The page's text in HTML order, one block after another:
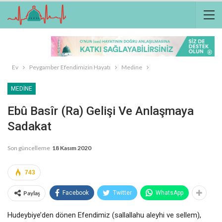
Ev Peygamber Efendimizin Hayatı Medine
MEDINE
Ebû Basîr (ra) Gelişi Ve Anlaşmaya
Sadakat
Son güncelleme 18 Kasım 2020
743
Paylaş Facebook Twitter WhatsApp
Hudeybiye’den dönen Efendimiz (sallallahu aleyhi ve sellem),